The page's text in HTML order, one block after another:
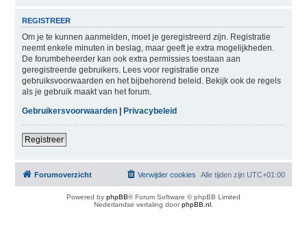
REGISTREER
Om je te kunnen aanmelden, moet je geregistreerd zijn. Registratie
neemt enkele minuten in beslag, maar geeft je extra mogelijkheden.
De forumbeheerder kan ook extra permissies toestaan aan
geregistreerde gebruikers. Lees voor registratie onze
gebruiksvoorwaarden en het bijbehorend beleid. Bekijk ook de regels
als je gebruik maakt van het forum.
Gebruikersvoorwaarden| Privacybeleid
Registreer
Forumoverzicht Alle tijden zijn UTC+01:00
Verwijder cookies
Powered by phpBB® Forum Software © phpBB Limited
Nederlandse vertaling doorphpBB.nl